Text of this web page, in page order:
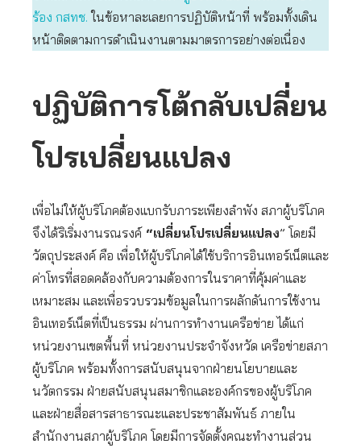
ร้อง กสทช. ในข้อหาละเลยการปฏิบัติหน้าที่ พร้อมทั้งเดิน
หน้าติดตามการดำเนินงานตามมาตรการอย่างต่อเนื่อง
ปฏิบัติการโต้กลับเปลี่ยน
โปรเปลี่ยนแปลง
เพื่อไม่ให้ผู้บริโภคต้องแบกรับภาระเพียงลำพัง สภาผู้บริโภค
จึงได้ริเริ่มงานรณรงค์ “เปลี่ยนโปรเปลี่ยนแปลง” โดยมี
วัตถุประสงค์ คือ เพื่อให้ผู้บริโภคได้ใช้บริการอินเทอร์เน็ตและ
ค่าโทรที่สอดคล้องกับความต้องการในราคาที่คุ้มค่าและ
เหมาะสม และเพื่อรวบรวมข้อมูลในการผลักดันการใช้งาน
อินเทอร์เน็ตที่เป็นธรรม ผ่านการทำงานเครือข่าย ได้แก่
หน่วยงานเขตพื้นที่ หน่วยงานประจำจังหวัด เครือข่ายสภา
ผู้บริโภค พร้อมทั้งการสนับสนุนจากฝ่ายนโยบายและ
นวัตกรรม ฝ่ายสนับสนุนสมาชิกและองค์กรของผู้บริโภค
และฝ่ายสื่อสารสาธารณะและประชาสัมพันธ์ ภายใน
สำนักงานสภาผู้บริโภค โดยมีการจัดตั้งคณะทำงานส่วน